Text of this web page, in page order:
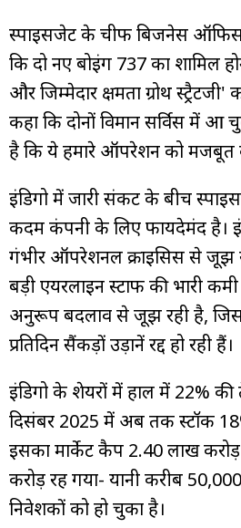
स्पाइसजेट के चीफ बिजनेस ऑफिसर
कि दो नए बोइंग 737 का शामिल
और जिम्मेदार क्षमता ग्रोथ
कहा कि दोनों विमान सर्विस में
है कि ये हमारे ऑपरेशन को मजबूत
इंडिगो में जारी संकट के बीच
कदम कंपनी के लिए फायदेमंद है।
गंभीर ऑपरेशनल क्राइसिस से जूझ
बड़ी एयरलाइन स्टाफ की भारी
अनुरूप बदलाव से जूझ रही है,
प्रतिदिन सैंकड़ों उड़ानें रद्द हो रही हैं।
इंडिगो के शेयरों में हाल में 22%
दिसंबर 2025 में अब तक स्टॉक
इसका मार्केट कैप ₹2.40 लाख
करोड़ रह गया- यानी करीब
निवेशकों को हो चुका है।